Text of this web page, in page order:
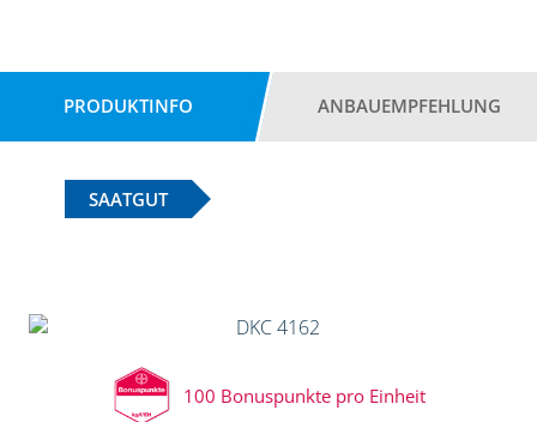
PRODUKTINFO ANBAUEMPFEHLUNG
SAATGUT
100 Bonuspunkte pro Einheit